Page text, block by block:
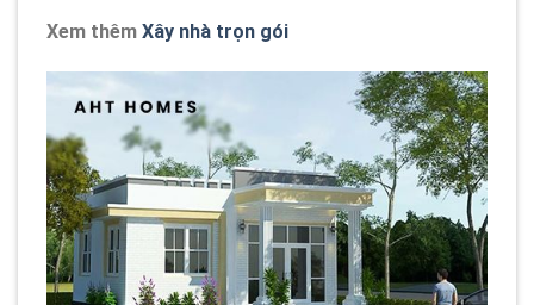
Xem thêm Xây nhà trọn gói